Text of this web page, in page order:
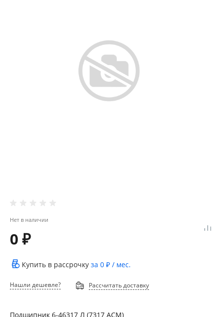
Нет в наличии
0 ₽
Купить в рассрочку за 0 ₽ / мес.
Нашли дешевле? Рассчитать доставку
Подшипник 6-46317 Л (7317 АСМ)